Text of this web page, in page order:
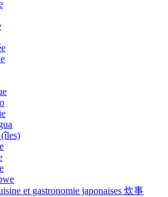
(îles)
et gastronomie japonaises 炊事